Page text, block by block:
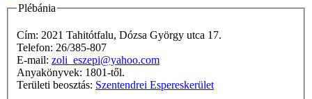
Plébánia
Cím: 2021 Tahitótfalu, Dózsa György utca 17.
Telefon: 26/385-807
E-mail: zoli_eszepi@yahoo.com
Anyakönyvek: 1801-től.
Területi beosztás: Szentendrei Espereskerület